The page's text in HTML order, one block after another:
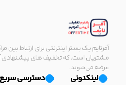
آفرتایم یک بستر اینترنتی برای ارتباط بین
مشتریان است. که تخفیف های پیشنهادی
عرضه می‌شوند.
لینکدونی دسترسی